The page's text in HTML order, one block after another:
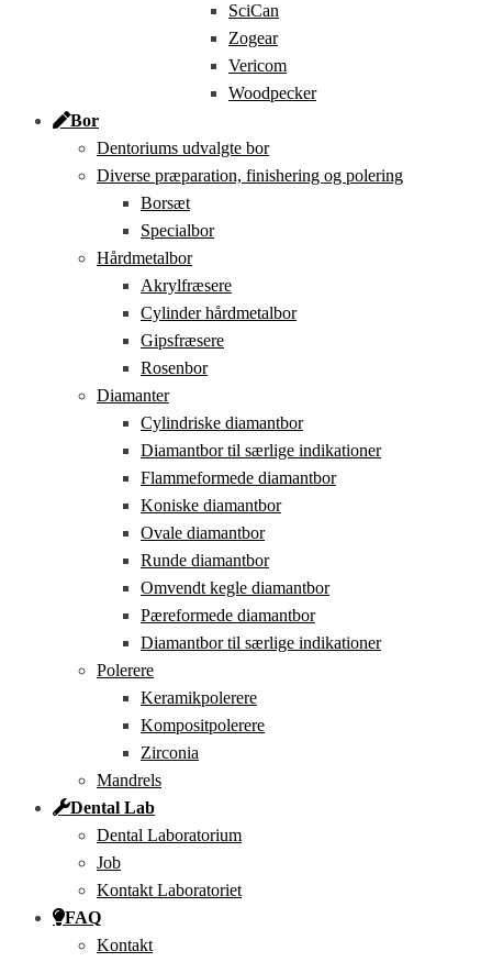
SciCan
Zogear
Vericom
Woodpecker
Bor
Dentoriums udvalgte bor
Diverse præparation, finishering og polering
Borsæt
Specialbor
Hårdmetalbor
Akrylfræsere
Cylinder hårdmetalbor
Gipsfræsere
Rosenbor
Diamanter
Cylindriske diamantbor
Diamantbor til særlige indikationer
Flammeformede diamantbor
Koniske diamantbor
Ovale diamantbor
Runde diamantbor
Omvendt kegle diamantbor
Pæreformede diamantbor
Diamantbor til særlige indikationer
Polerere
Keramikpolerere
Kompositpolerere
Zirconia
Mandrels
Dental Lab
Dental Laboratorium
Job
Kontakt Laboratoriet
FAQ
Kontakt